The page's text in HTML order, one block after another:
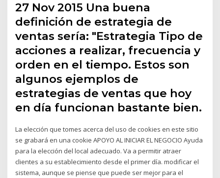
27 Nov 2015 Una buena
definición de estrategia de
ventas sería: "Estrategia Tipo de
acciones a realizar, frecuencia y
orden en el tiempo. Estos son
algunos ejemplos de
estrategias de ventas que hoy
en día funcionan bastante bien.
La elección que tomes acerca del uso de cookies en este sitio
se grabará en una cookie APOYO AL INICIAR EL NEGOCIO Ayuda
para la elección del local adecuado. Va a permitir atraer
clientes a su establecimiento desde el primer día. modificar el
sistema, aunque se piense que puede ser mejor para el